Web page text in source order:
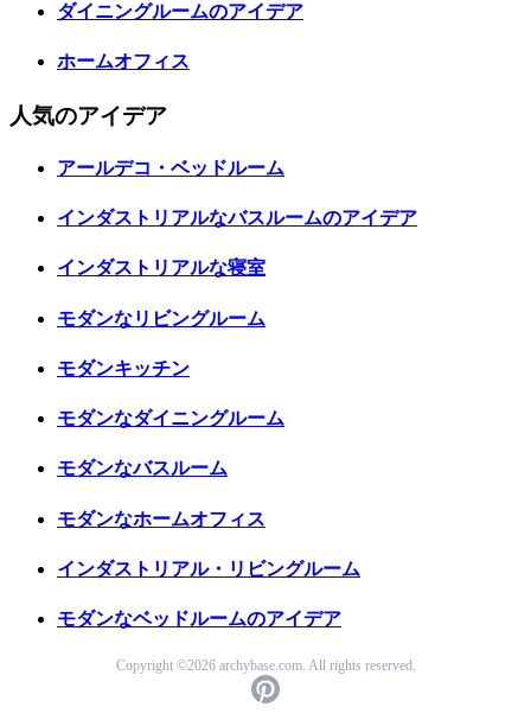
ダイニングルームのアイデア
ホームオフィス
人気のアイデア
アールデコ・ベッドルーム
インダストリアルなバスルームのアイデア
インダストリアルな寝室
モダンなリビングルーム
モダンキッチン
モダンなダイニングルーム
モダンなバスルーム
モダンなホームオフィス
インダストリアル・リビングルーム
モダンなベッドルームのアイデア
Copyright ©2026 archybase.com. All rights reserved.